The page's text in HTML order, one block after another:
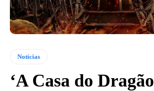
Notícias
‘A Casa do